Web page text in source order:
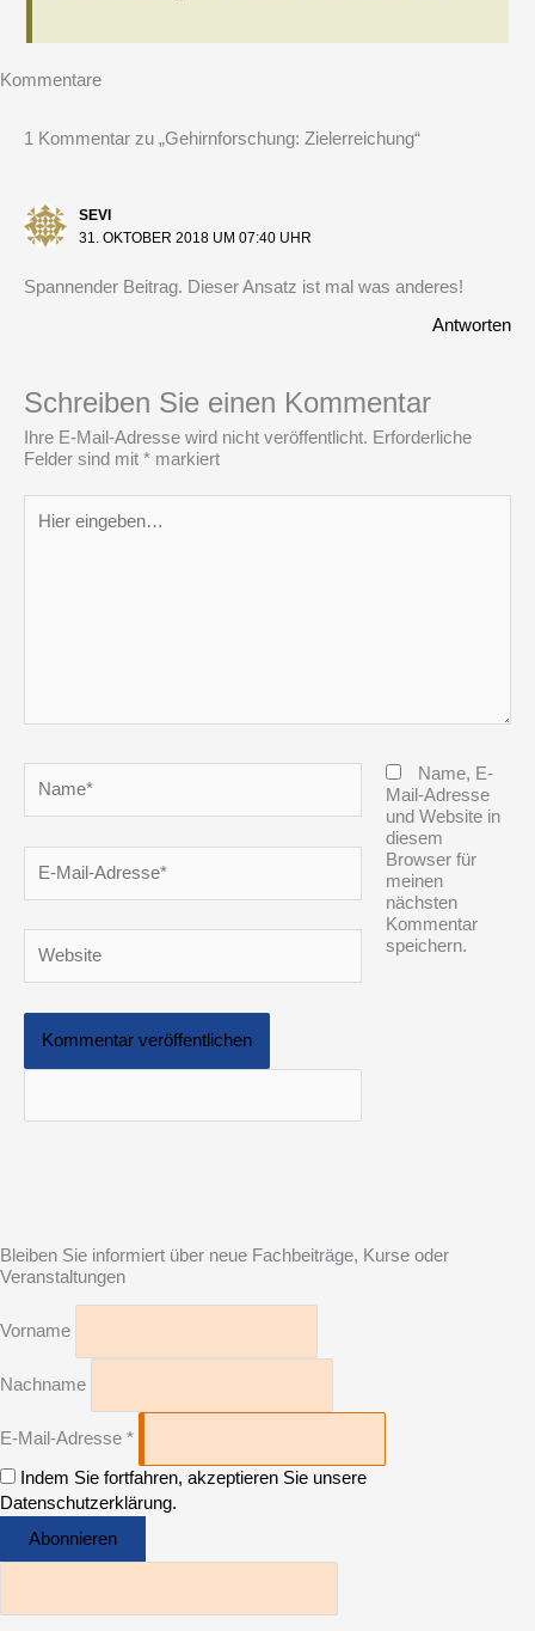
Kommentare
1 Kommentar zu „Gehirnforschung: Zielerreichung“
SEVI
31. OKTOBER 2018 UM 07:40 UHR
Spannender Beitrag. Dieser Ansatz ist mal was anderes!
Antworten
Schreiben Sie einen Kommentar
Ihre E-Mail-Adresse wird nicht veröffentlicht. Erforderliche
Felder sind mit * markiert
eingeben…
Mail-
Adresse*
Name, E-
Mail-Adresse
und Website in
diesem
Browser für
meinen
nächsten
Kommentar
speichern.
Bleiben Sie informiert über neue Fachbeiträge, Kurse oder
Veranstaltungen
Vorname
Nachname
E-Mail-Adresse *
Indem Sie fortfahren, akzeptieren Sie unsere
Datenschutzerklärung.